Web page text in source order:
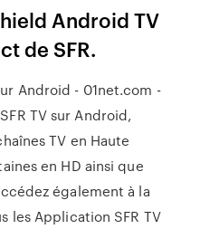
Android TV
de SFR.
Android - 01net.com -
TV sur Android,
TV en Haute
en HD ainsi que
également à la
les Application SFR TV